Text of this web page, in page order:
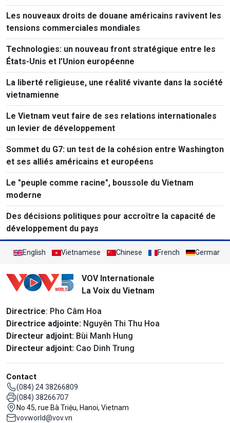
Les nouveaux droits de douane américains ravivent les
tensions commerciales mondiales
Technologies: un nouveau front stratégique entre les
États-Unis et l’Union européenne
La liberté religieuse, une réalité vivante dans la société
vietnamienne
Le Vietnam veut faire de ses relations internationales
un levier de développement
Sommet du G7: un test de la cohésion entre Washington
et ses alliés américains et européens
Le "peuple comme racine", boussole du Vietnam
moderne
Des décisions politiques pour accroître la capacité de
développement du pays
English Vietnamese Chinese French German
VOV Internationale
La Voix du Vietnam
Directrice: Pho Câm Hoa
Directrice adjointe: Nguyên Thi Thu Hoa
Directeur adjoint: Bùi Manh Hung
Directeur adjoint: Cao Dinh Trung
Contact
(084) 24 38266809
(084) 38266707
No 45, rue Bà Triệu, Hanoi, Vietnam
vovworld@vov.vn